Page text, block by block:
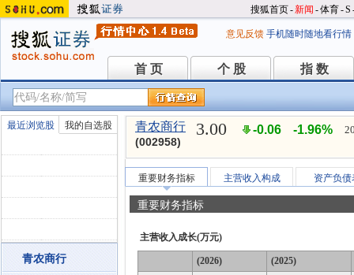
搜狐首页-新闻 -体育-S
意见反馈 手机随时随地看行情
首 页
首 页 个 股
个 股 指 数
指 数
最近浏览股 我的自选股
青农商行
青农商行
(002958)
3.00 -0.06 -1.96%
重要财务指标 主营收入构成 资产负债
重要财务指标
主营收入成长(万元)
(2026)
(2025)